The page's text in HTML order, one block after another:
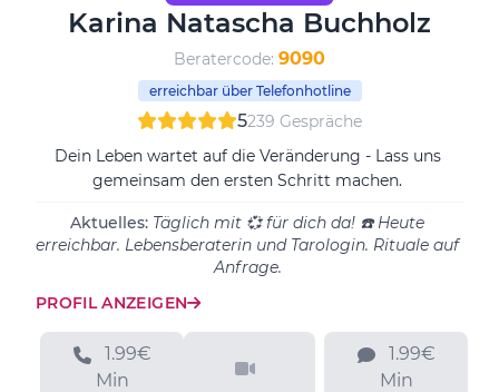
Karina Natascha Buchholz
Beratercode: 9090
erreichbar über Telefonhotline
5239 Gespräche
Dein Leben wartet auf die Veränderung - Lass uns
gemeinsam den ersten Schritt machen.
Aktuelles: Täglich mit 💞 für dich da! ☎️ Heute
erreichbar. Lebensberaterin und Tarologin. Rituale auf
Anfrage.
PROFIL ANZEIGEN
Min
Min